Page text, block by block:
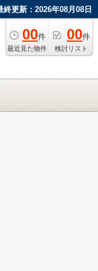
終更新：2026年08月08日
00件
最近見た物件
00件
検討リスト